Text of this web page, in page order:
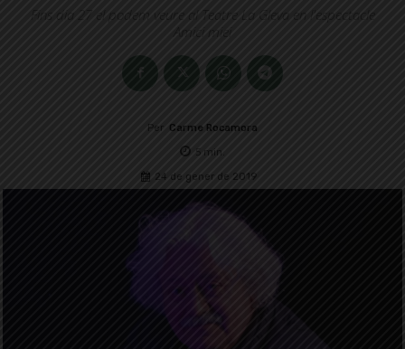
Fins dia 27 el podem veure al Teatre La Gleva en l'espectacle
Amici miei
Per Carme Rocamora
5min.
24 de gener de 2019